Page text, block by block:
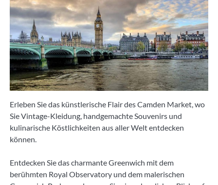
Erleben Sie das künstlerische Flair des Camden Market, wo
Sie Vintage-Kleidung, handgemachte Souvenirs und
kulinarische Köstlichkeiten aus aller Welt entdecken
können.
Entdecken Sie das charmante Greenwich mit dem
berühmten Royal Observatory und dem malerischen